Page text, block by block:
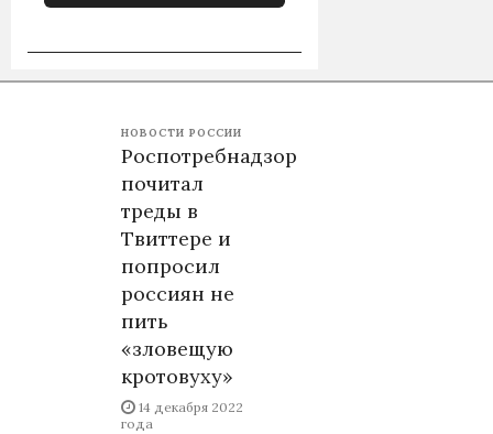
НОВОСТИ РОССИИ
Роспотребнадзор
почитал
треды в
Твиттере и
попросил
россиян не
пить
«зловещую
кротовуху»
14 декабря 2022
года